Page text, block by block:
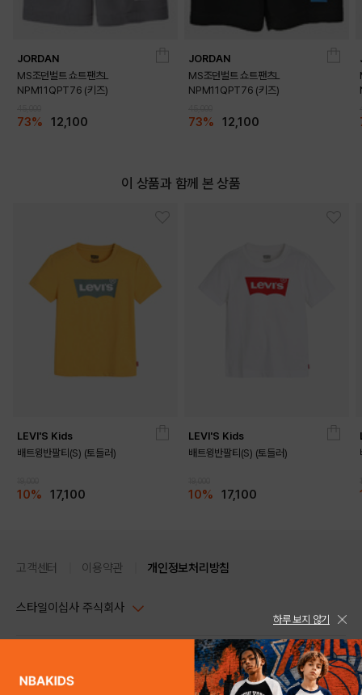
DETAILS
JORDAN
MS조던벌트 쇼트팬츠L
NPM11QPT76 (키즈)
73% 12,100
JORDAN
MS조던벌트 쇼트팬츠L
NPM11QPT76 (키즈)
73% 12,100
이 상품과 함께 본 상품
LEVI'S Kids
배트윙반팔티(S) (토들러)
10% 17,100
LEVI'S Kids
배트윙반팔티(S) (토들러)
10% 17,100
고객센터 이용약관 개인정보처리방침
스타일이십사 주식회사
주소 : 서울시 강남구 논현로 633, 6층 (논현동, 한세엠케이빌딩)
사업자등록번호 : 116-81-32499
스타일24 고객센터 1544-5336
하루 보지 않기